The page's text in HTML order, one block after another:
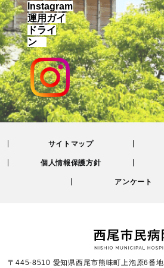
Instagram
運用ガイ
ドライ
ン
サイトマップ
個人情報保護方針
アンケート
〒445-8510 愛知県西尾市熊味町上泡原6番地